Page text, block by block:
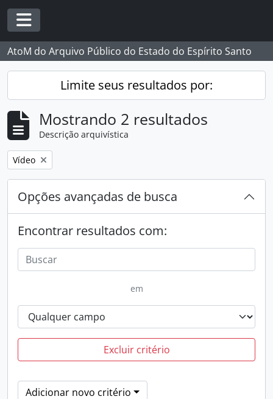
Toggle navigation
AtoM do Arquivo Público do Estado do Espírito Santo
Limite seus resultados por:
Mostrando 2 resultados
Descrição arquivística
Remover filtro:
Vídeo
Opções avançadas de busca
Encontrar resultados com:
em
Excluir critério
Adicionar novo critério